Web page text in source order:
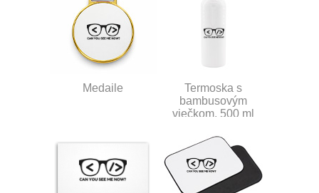
Medaile
Termoska s
bambusovým
viečkom, 500 ml